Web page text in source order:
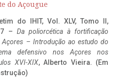
do Açougue
do IHIT, Vol. XLV, Tomo II,
– Da poliorcética à fortificação
Açores – Introdução ao estudo do
defensivo nos Açores nos
XVI-XIX, Alberto Vieira. (Em